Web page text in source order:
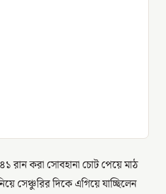
রান করা সোবহানা চোট পেয়ে মাঠ
সেঞ্চুরির দিকে এগিয়ে যাচ্ছিলেন